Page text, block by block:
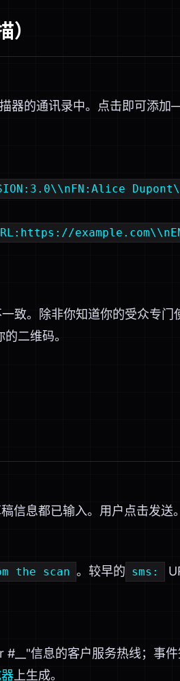
器的通讯录中。点击即可添
致。除非你知道你的受众专
的二维码。
信息都已输入。用户点击发送。
the scan 。较早的 sms:
信息的客户服务热线；事
上生成。